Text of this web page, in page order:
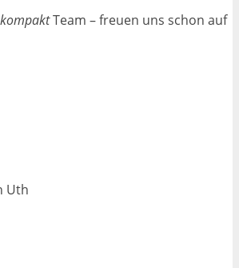
kompaktTeam – freuen uns schon auf
Uth